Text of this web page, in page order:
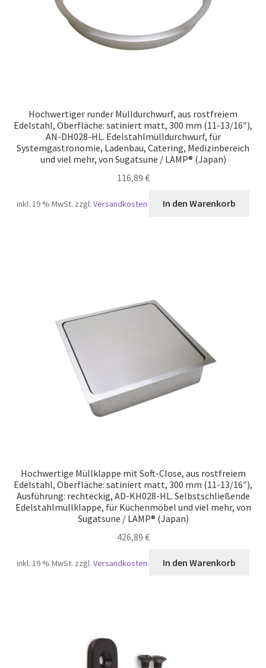
Hochwertiger runder Mülldurchwurf, aus rostfreiem
Edelstahl, Oberfläche: satiniert matt, 300 mm (11-13/16″),
AN-DH028-HL. Edelstahlmülldurchwurf, für
Systemgastronomie, Ladenbau, Catering, Medizinbereich
und viel mehr, von Sugatsune / LAMP® (Japan)
116,89 €
inkl. 19 % MwSt. zzgl.Versandkosten In den Warenkorb
Hochwertige Müllklappe mit Soft-Close, aus rostfreiem
Edelstahl, Oberfläche: satiniert matt, 300 mm (11-13/16″),
Ausführung: rechteckig, AD-KH028-HL. Selbstschließende
Edelstahlmüllklappe, für Küchenmöbel und viel mehr, von
Sugatsune / LAMP® (Japan)
426,89 €
inkl. 19 % MwSt. zzgl.Versandkosten In den Warenkorb